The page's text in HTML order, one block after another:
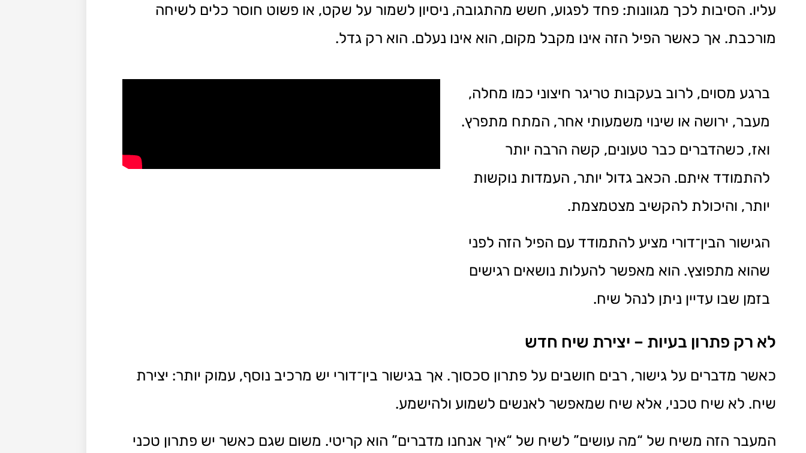
עליו. הסיבות לכך מגוונות: פחד לפגוע, חשש מהתגובה, ניסיון לשמור על שקט, או פשוט חוסר כלים לשיחה
מורכבת. אך כאשר הפיל הזה אינו מקבל מקום, הוא אינו נעלם. הוא רק גדל.
ברגע מסוים, לרוב בעקבות טריגר חיצוני כמו מחלה,
מעבר, ירושה או שינוי משמעותי אחר, המתח מתפרץ.
ואז, כשהדברים כבר טעונים, קשה הרבה יותר
להתמודד איתם. הכאב גדול יותר, העמדות נוקשות
יותר, והיכולת להקשיב מצטמצמת.
הגישור הבין־דורי מציע להתמודד עם הפיל הזה לפני
שהוא מתפוצץ. הוא מאפשר להעלות נושאים רגישים
בזמן שבו עדיין ניתן לנהל שיח.
לא רק פתרון בעיות – יצירת שיח חדש
כאשר מדברים על גישור, רבים חושבים על פתרון סכסוך. אך בגישור בין־דורי יש מרכיב נוסף, עמוק יותר: יצירת
שיח. לא שיח טכני, אלא שיח שמאפשר לאנשים לשמוע ולהישמע.
המעבר הזה משיח של “מה עושים” לשיח של “איך אנחנו מדברים” הוא קריטי. משום שגם כאשר יש פתרון טכני